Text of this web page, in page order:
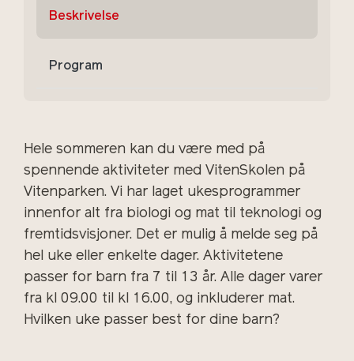
Beskrivelse
Program
Hele sommeren kan du være med på
spennende aktiviteter med VitenSkolen på
Vitenparken. Vi har laget ukesprogrammer
innenfor alt fra biologi og mat til teknologi og
fremtidsvisjoner. Det er mulig å melde seg på
hel uke eller enkelte dager. Aktivitetene
passer for barn fra 7 til 13 år. Alle dager varer
fra kl 09.00 til kl 16.00, og inkluderer mat.
Hvilken uke passer best for dine barn?